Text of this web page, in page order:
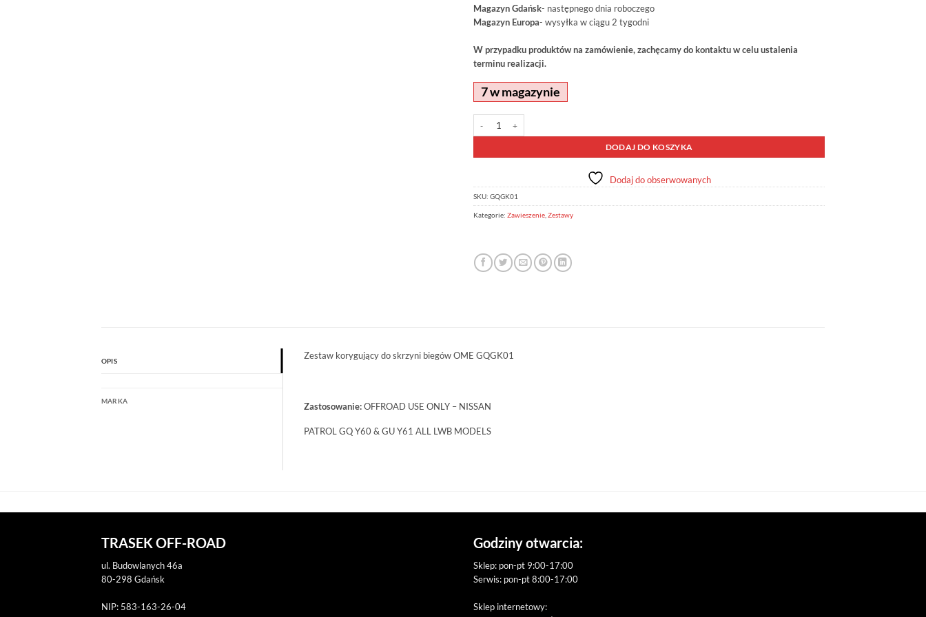
Magazyn Gdańsk- następnego dnia roboczego
Magazyn Europa- wysyłka w ciągu 2 tygodni
W przypadku produktów na zamówienie, zachęcamy do kontaktu w celu ustalenia
terminu realizacji.
7 w magazynie
DODAJ DO KOSZYKA
Alternative:
Dodaj do obserwowanych
SKU: GQGK01
Kategorie: Zawieszenie Zestawy
OPIS
MARKA
Zestaw korygujący do skrzyni biegów OME GQGK01
Zastosowanie:OFFROAD USE ONLY – NISSAN
PATROL GQ Y60 & GU Y61 ALL LWB MODELS
TRASEK OFF-ROAD
ul. Budowlanych 46a
80-298 Gdańsk
NIP: 583-163-26-04
Godziny otwarcia:
Sklep: pon-pt 9:00-17:00
Serwis: pon-pt 8:00-17:00
Sklep internetowy: